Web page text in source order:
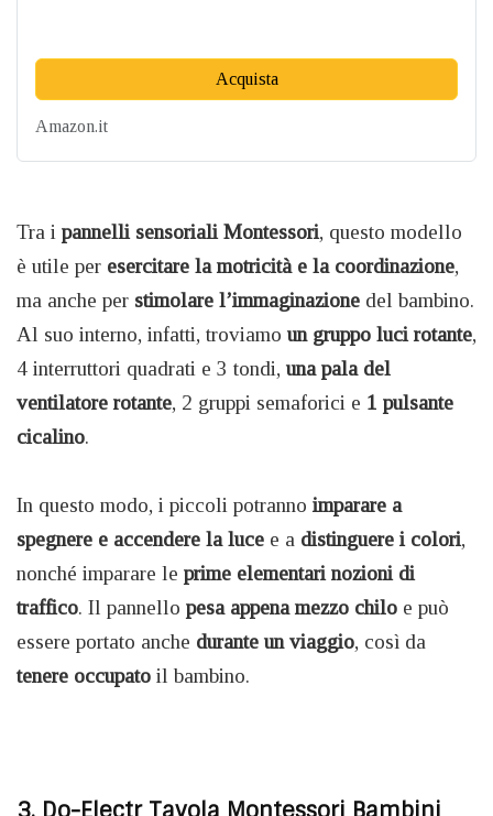
Acquista
Amazon.it
Tra i pannelli sensoriali Montessori, questo modello
è utile per esercitare la motricità e la coordinazione,
ma anche per stimolare l’immaginazione del bambino.
Al suo interno, infatti, troviamo un gruppo luci rotante,
4 interruttori quadrati e 3 tondi, una pala del
ventilatore rotante, 2 gruppi semaforici e 1 pulsante
cicalino.
In questo modo, i piccoli potranno imparare a
spegnere e accendere la luce e a distinguere i colori,
nonché imparare le prime elementari nozioni di
traffico. Il pannello pesa appena mezzo chilo e può
essere portato anche durante un viaggio, così da
tenere occupato il bambino.